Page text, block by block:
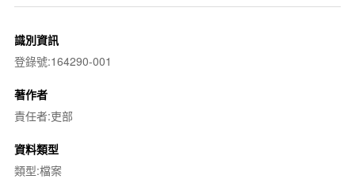
識別資訊
登錄號:164290-001
著作者
責任者:吏部
資料類型
類型:檔案